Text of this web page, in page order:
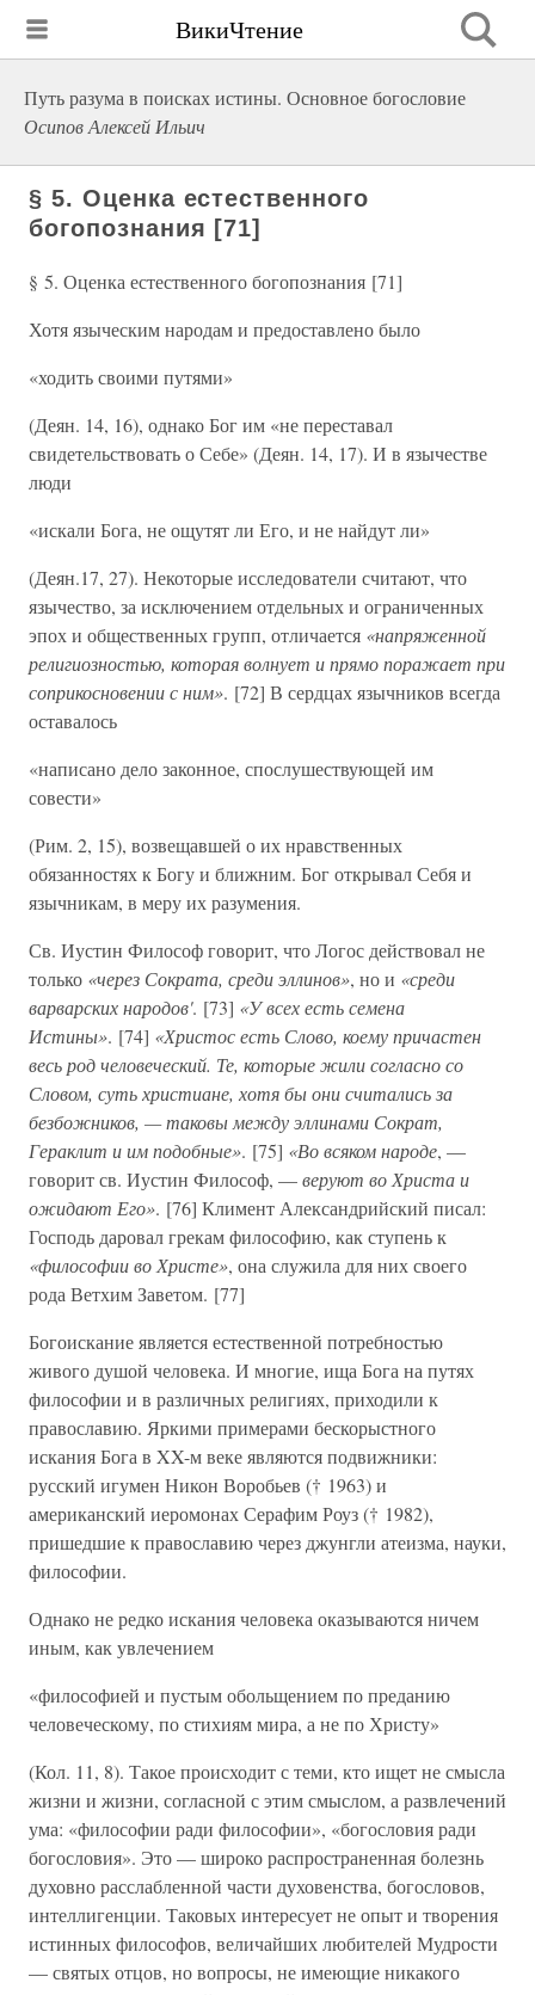
ВикиЧтение
Путь разума в поисках истины. Основное богословие
Осипов Алексей Ильич
§ 5. Оценка естественного
богопознания [71]
§ 5. Оценка естественного богопознания [71]
Хотя языческим народам и предоставлено было
«ходить своими путями»
(Деян. 14, 16), однако Бог им «не переставал
свидетельствовать о Себе» (Деян. 14, 17). И в язычестве
люди
«искали Бога, не ощутят ли Его, и не найдут ли»
(Деян.17, 27). Некоторые исследователи считают, что
язычество, за исключением отдельных и ограниченных
эпох и общественных групп, отличается «напряженной
религиозностью, которая волнует и прямо поражает при
соприкосновении с ним». [72] В сердцах язычников всегда
оставалось
«написано дело законное, спослушествующей им
совести»
(Рим. 2, 15), возвещавшей о их нравственных
обязанностях к Богу и ближним. Бог открывал Себя и
язычникам, в меру их разумения.
Св. Иустин Философ говорит, что Логос действовал не
только «через Сократа, среди эллинов», но и «среди
варварских народов'. [73] «У всех есть семена
Истины». [74] «Христос есть Слово, коему причастен
весь род человеческий. Те, которые жили согласно со
Словом, суть христиане, хотя бы они считались за
безбожников, — таковы между эллинами Сократ,
Гераклит и им подобные». [75] «Во всяком народе, —
говорит св. Иустин Философ, —веруют во Христа и
ожидают Его». [76] Климент Александрийский писал:
Господь даровал грекам философию, как ступень к
«философии во Христе», она служила для них своего
рода Ветхим Заветом. [77]
Богоискание является естественной потребностью
живого душой человека. И многие, ища Бога на путях
философии и в различных религиях, приходили к
православию. Яркими примерами бескорыстного
искания Бога в XX-м веке являются подвижники:
русский игумен Никон Воробьев († 1963) и
американский иеромонах Серафим Роуз († 1982),
пришедшие к православию через джунгли атеизма, науки,
философии.
Однако не редко искания человека оказываются ничем
иным, как увлечением
«философией и пустым обольщением по преданию
человеческому, по стихиям мира, а не по Христу»
(Кол. 11, 8). Такое происходит с теми, кто ищет не смысла
жизни и жизни, согласной с этим смыслом, а развлечений
ума: «философии ради философии», «богословия ради
богословия». Это — широко распространенная болезнь
духовно расслабленной части духовенства, богословов,
интеллигенции. Таковых интересует не опыт и творения
истинных философов, величайших любителей Мудрости
— святых отцов, но вопросы, не имеющие никакого